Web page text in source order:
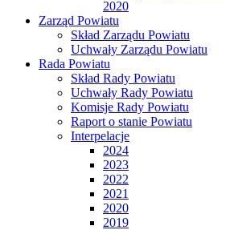
2020
Zarząd Powiatu
Skład Zarządu Powiatu
Uchwały Zarządu Powiatu
Rada Powiatu
Skład Rady Powiatu
Uchwały Rady Powiatu
Komisje Rady Powiatu
Raport o stanie Powiatu
Interpelacje
2024
2023
2022
2021
2020
2019